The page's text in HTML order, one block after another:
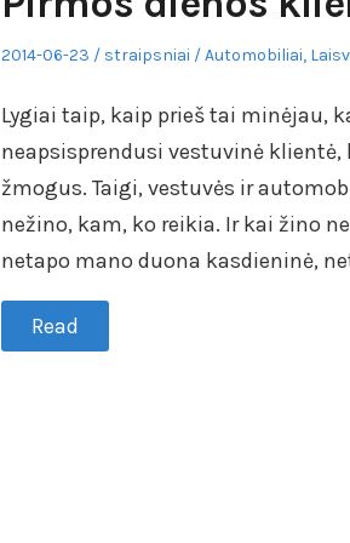
Posted
2014-06-23 Author
straipsniai
Posted
Automobiliai,
Lygiai taip, kaip prieš tai minėjau,
neapsisprendusi vestuvinė
žmogus. Taigi, vestuvės ir
nežino, kam, ko reikia. Ir kai žino
netapo mano duona kasdieninė,
Read